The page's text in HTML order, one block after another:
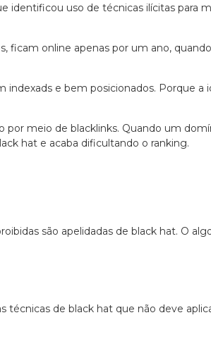
identificou uso de técnicas ilícitas para
online apenas por um ano,
e bem posicionados. Porque
meio de blacklinks. Quando um
hat e acaba dificultando o ranking.
são apelidadas de black hat. O
técnicas de black hat que não deve